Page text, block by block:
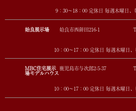
9：30～18：00 定休日 毎週木曜日、
姶良展示場 姶良市西餅田216-1
10：00～17：00 定休日 毎週木曜日
MBC住宅展示
場モデルハウス
鹿児島市与次郎2-5-37
10：00～17：00 定休日 毎週木曜日